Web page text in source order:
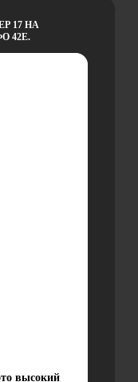
17 НА
42E.
высокий